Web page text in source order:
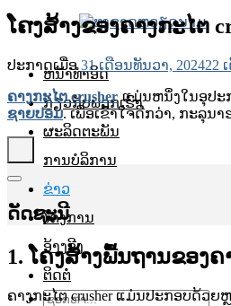
ຫນ້າທໍາອິດ
ກ່ຽວກັບພວກເຮົາ
ຜະລິດຕະພັນ
ການບໍລິການ
ຂ່າວ
ໂຄງການ
ອ້າງອີງ
ຕິດຕໍ່
ຊອກ
ໂຄງສ້າງຂອງຄາງກະໄຕ
ປະກາດເມື່ອ31 ເດືອນທັນວາ, 202422
ຄາງກະໄຕ crusherແມ່ນຫນຶ່ງໃນອຸປະ
ຊາຍປອມ. ເພື່ອເຂົ້າໃຈດີກວ່າ, ກະລຸນ
ດັດຊະນີ
1. ໂຄງສ້າງພື້ນຖານຂອງຄ
ຄາງກະໄຕ crusher ແມ່ນປະກອບດ້